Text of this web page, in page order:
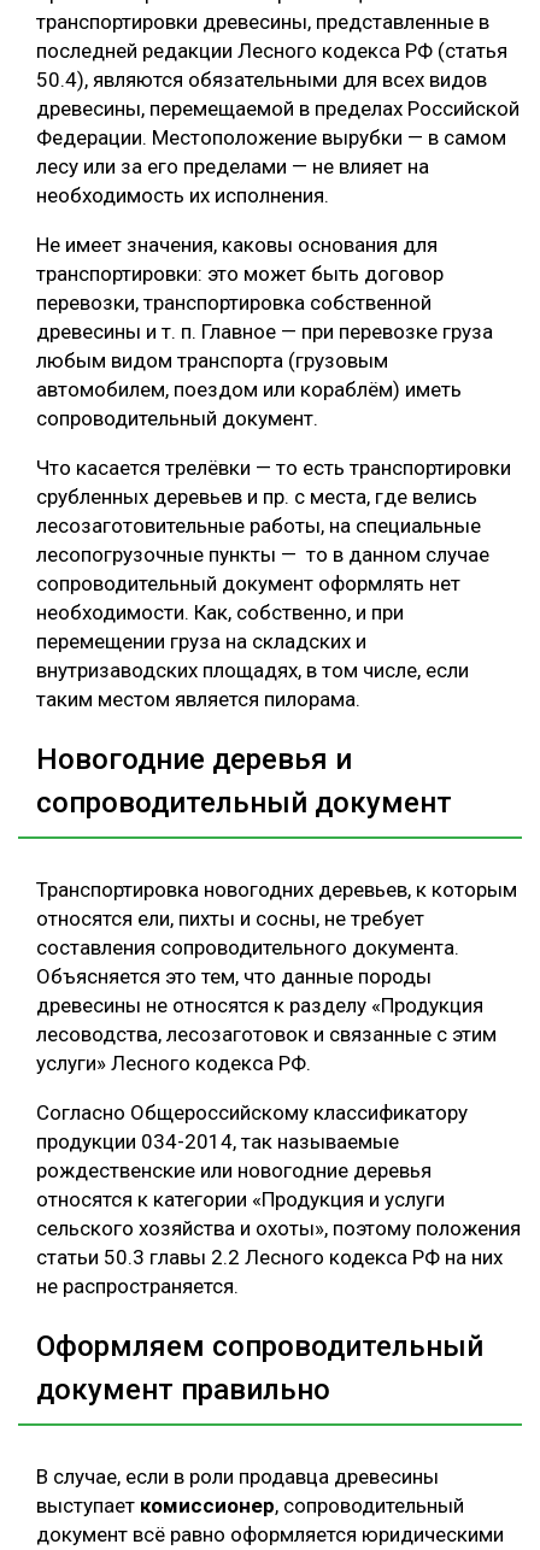
транспортировки древесины, представленные в
последней редакции Лесного кодекса РФ (статья
50.4), являются обязательными для всех видов
древесины, перемещаемой в пределах Российской
Федерации. Местоположение вырубки — в самом
лесу или за его пределами — не влияет на
необходимость их исполнения.
Не имеет значения, каковы основания для
транспортировки: это может быть договор
перевозки, транспортировка собственной
древесины и т. п. Главное — при перевозке груза
любым видом транспорта (грузовым
автомобилем, поездом или кораблём) иметь
сопроводительный документ.
Что касается трелёвки — то есть транспортировки
срубленных деревьев и пр. с места, где велись
лесозаготовительные работы, на специальные
лесопогрузочные пункты — то в данном случае
сопроводительный документ оформлять нет
необходимости. Как, собственно, и при
перемещении груза на складских и
внутризаводских площадях, в том числе, если
таким местом является пилорама.
Новогодние деревья и
сопроводительный документ
Транспортировка новогодних деревьев, к которым
относятся ели, пихты и сосны, не требует
составления сопроводительного документа.
Объясняется это тем, что данные породы
древесины не относятся к разделу «Продукция
лесоводства, лесозаготовок и связанные с этим
услуги» Лесного кодекса РФ.
Согласно Общероссийскому классификатору
продукции 034-2014, так называемые
рождественские или новогодние деревья
относятся к категории «Продукция и услуги
сельского хозяйства и охоты», поэтому положения
статьи 50.3 главы 2.2 Лесного кодекса РФ на них
не распространяется.
Оформляем сопроводительный
документ правильно
В случае, если в роли продавца древесины
выступает комиссионер, сопроводительный
документ всё равно оформляется юридическими